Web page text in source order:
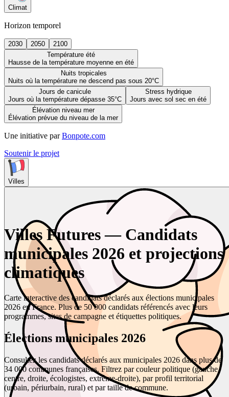
Climat
Horizon temporel
2030 2050
2100
Température été
Hausse de la température moyenne en été
Nuits tropicales
Nuits où la température ne descend pas sous 20°C
Jours de canicule
Jours où la température dépasse 35°C
Stress hydrique
Jours avec sol sec en été
Élévation niveau mer
Élévation prévue du niveau de la mer
Une initiative par Bonpote.com
Soutenir le projet
Villes
Villes Futures — Candidats
municipales 2026 et projections
climatiques
Carte interactive des candidats déclarés aux élections municipales
2026 en France. Plus de 50 000 candidats référencés avec leurs
programmes, sites de campagne et étiquettes politiques.
Élections municipales 2026
Consultez les candidats déclarés aux municipales 2026 dans plus de
34 000 communes françaises. Filtrez par couleur politique (gauche,
centre, droite, écologistes, extrême-droite), par profil territorial
(urbain, périurbain, rural) et par taille de commune.